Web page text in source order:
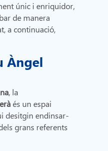
únic i enriquidor,
de manera
a continuació,
Àngel
, la
és un espai
desitgin endinsar-
grans referents